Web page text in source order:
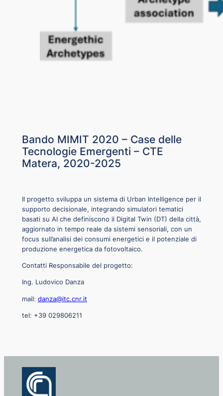
Bando MIMIT 2020 – Case delle
Tecnologie Emergenti – CTE
Matera, 2020-2025
Il progetto sviluppa un sistema di Urban Intelligence per il
supporto decisionale, integrando simulatori tematici
basati su AI che definiscono il Digital Twin (DT) della città,
aggiornato in tempo reale da sistemi sensoriali, con un
focus sull’analisi dei consumi energetici e il potenziale di
produzione energetica da fotovoltaico.
Contatti Responsabile del progetto:
Ing. Ludovico Danza
mail: danza@itc.cnr.it
tel: +39 029806211